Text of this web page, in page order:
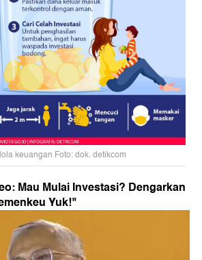
keuangan Foto: dok. detikcom
Mau Mulai Investasi? Dengarkan
Yuk!"